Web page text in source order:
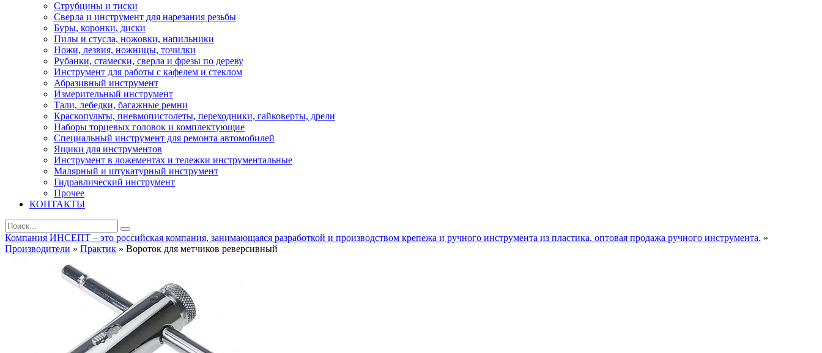
Струбцины и тиски
Сверла и инструмент для нарезания резьбы
Буры, коронки, диски
Пилы и стусла, ножовки, напильники
Ножи, лезвия, ножницы, точилки
Рубанки, стамески, сверла и фрезы по дереву
Инструмент для работы с кафелем и стеклом
Абразивный инструмент
Измерительный инструмент
Тали, лебедки, багажные ремни
Краскопульты, пневмопистолеты, переходники, гайковерты, дрели
Наборы торцевых головок и комплектующие
Специальный инструмент для ремонта автомобилей
Ящики для инструментов
Инструмент в ложементах и тележки инструментальные
Малярный и штукатурный инструмент
Гидравлический инструмент
Прочее
КОНТАКТЫ
Компания ИНСЕПТ – это российская компания, занимающаяся разработкой и производством крепежа и ручного инструмента из пластика, оптовая продажа ручного инструмента. »
Производители » Практик » Вороток для метчиков реверсивный